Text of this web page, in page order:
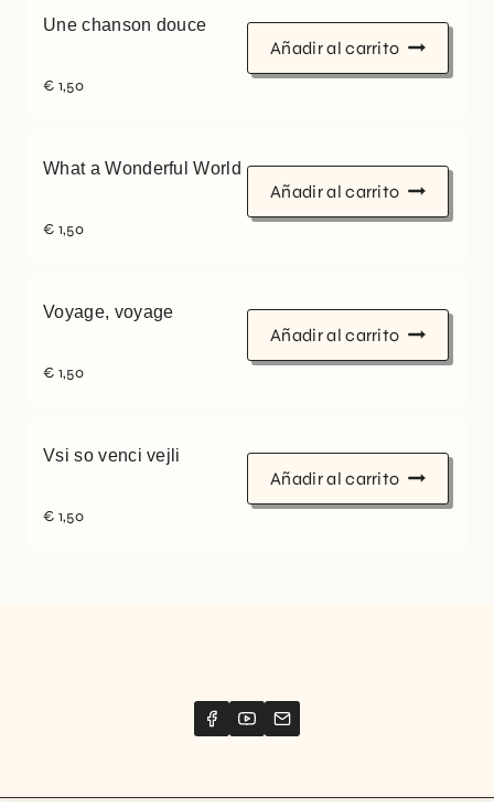
Une chanson douce
€ 1,50
Añadir al carrito
What a Wonderful World
€ 1,50
Añadir al carrito
Voyage, voyage
€ 1,50
Añadir al carrito
Vsi so venci vejli
€ 1,50
Añadir al carrito